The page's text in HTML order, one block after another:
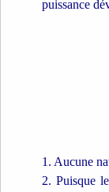
puissance
1. Aucune
2. Puisque